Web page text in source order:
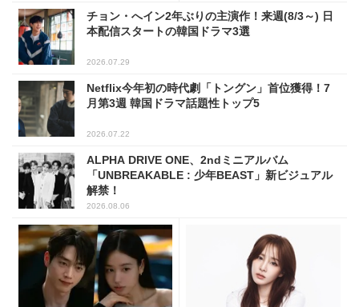
チョン・へイン2年ぶりの主演作！来週(8/3～) 日
本配信スタートの韓国ドラマ3選
2026.07.29
Netflix今年初の時代劇「トングン」首位獲得！7
月第3週 韓国ドラマ話題性トップ5
2026.07.22
ALPHA DRIVE ONE、2ndミニアルバム
「UNBREAKABLE : 少年BEAST」新ビジュアル
解禁！
2026.08.06